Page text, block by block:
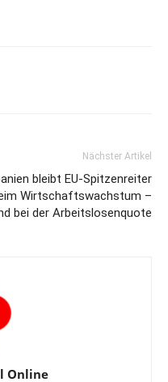
Nächster Artikel
bleibt EU-Spitzenreiter
Wirtschaftswachstum –
bei der Arbeitslosenquote
Online